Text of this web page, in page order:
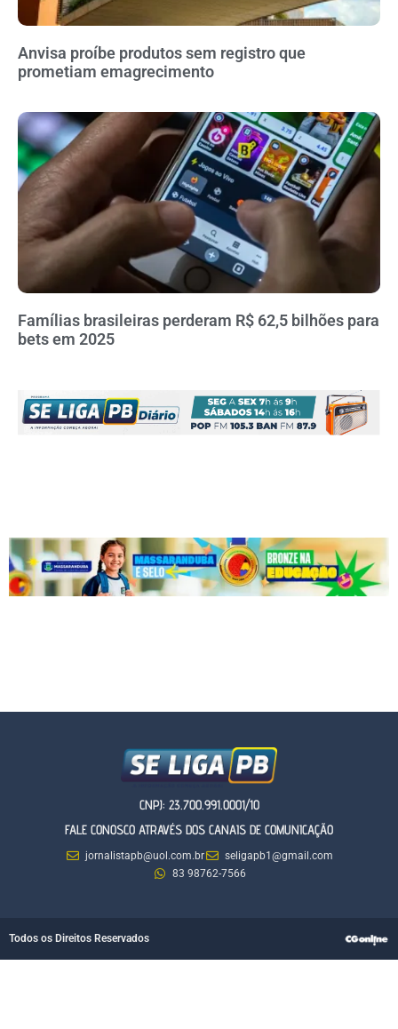
Anvisa proíbe produtos sem registro que
prometiam emagrecimento
Famílias brasileiras perderam R$ 62,5 bilhões para
bets em 2025
CNPJ: 23.700.991.0001/10
FALE CONOSCO ATRAVÉS DOS CANAIS DE COMUNICAÇÃO
jornalistapb@uol.com.br
seligapb1@gmail.com
83 98762-7566
Todos os Direitos Reservados